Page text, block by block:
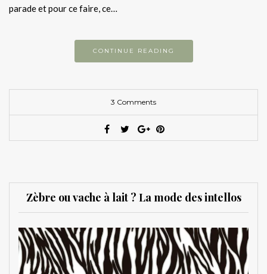
parade et pour ce faire, ce…
CONTINUE READING
3 Comments
Zèbre ou vache à lait ? La mode des intellos